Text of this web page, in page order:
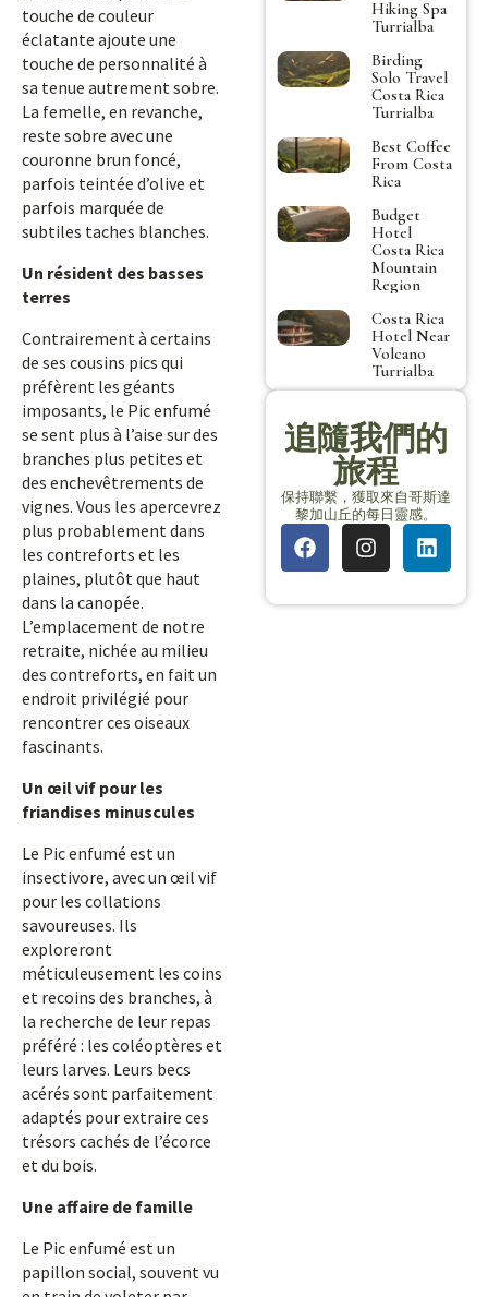
touche de couleur
éclatante ajoute une
touche de personnalité à
sa tenue autrement sobre.
La femelle, en revanche,
reste sobre avec une
couronne brun foncé,
parfois teintée d’olive et
parfois marquée de
subtiles taches blanches.
Un résident des basses
terres
Contrairement à certains
de ses cousins pics qui
préfèrent les géants
imposants, le Pic enfumé
se sent plus à l’aise sur des
branches plus petites et
des enchevêtrements de
vignes. Vous les apercevrez
plus probablement dans
les contreforts et les
plaines, plutôt que haut
dans la canopée.
L’emplacement de notre
retraite, nichée au milieu
des contreforts, en fait un
endroit privilégié pour
rencontrer ces oiseaux
fascinants.
Un œil vif pour les
friandises minuscules
Le Pic enfumé est un
insectivore, avec un œil vif
pour les collations
savoureuses. Ils
exploreront
méticuleusement les coins
et recoins des branches, à
la recherche de leur repas
préféré : les coléoptères et
leurs larves. Leurs becs
acérés sont parfaitement
adaptés pour extraire ces
trésors cachés de l’écorce
et du bois.
Une affaire de famille
Le Pic enfumé est un
papillon social, souvent vu
Hiking Spa
Turrialba
Birding
Solo Travel
Costa Rica
Turrialba
Best Coffee
From Costa
Rica
Budget
Hotel
Costa Rica
Mountain
Region
Costa Rica
Hotel Near
Volcano
Turrialba
追隨我們的
旅程
保持聯繫，獲取來自哥斯達
黎加山丘的每日靈感。